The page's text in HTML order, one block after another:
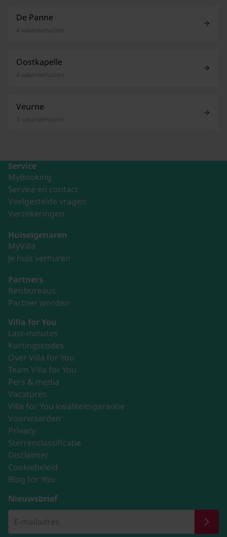
De Panne
4 vakantiehuizen
Oostkapelle
4 vakantiehuizen
Veurne
3 vakantiehuizen
Service
MyBooking
Service en contact
Veelgestelde vragen
Verzekeringen
Huiseigenaren
MyVilla
Je huis verhuren
Partners
Reisbureaus
Partner worden
Villa for You
Last-minutes
Kortingscodes
Over Villa for You
Team Villa for You
Pers & media
Vacatures
Villa for You kwaliteitsgarantie
Voorwaarden
Privacy
Sterrenclassificatie
Disclaimer
Cookiebeleid
Blog for You
Nieuwsbrief